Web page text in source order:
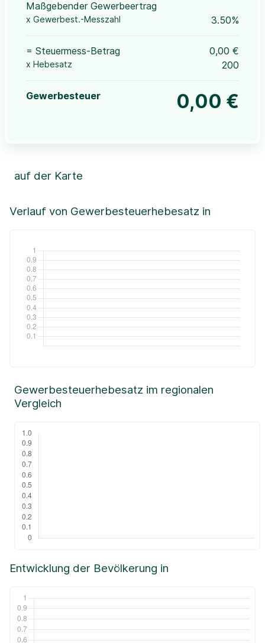
Maßgebender Gewerbeertrag
x Gewerbest.-Messzahl 3.50%
= Steuermess-Betrag 0,00 €
x Hebesatz 200
Gewerbesteuer 0,00 €
Verlauf von Gewerbesteuerhebesatz in
auf der Karte
+
Leaflet|©OpenStreetMap, ©CartoDB,
Entwicklung der Bevölkerung in
Gewerbesteuerhebesatz im regionalen
Vergleich